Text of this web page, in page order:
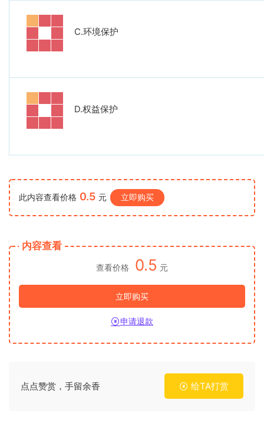
C.环境保护
D.权益保护
此内容查看价格 0.5 元 立即购买
内容查看
查看价格 0.5 元
立即购买
申请退款
点点赞赏，手留余香 给TA打赏